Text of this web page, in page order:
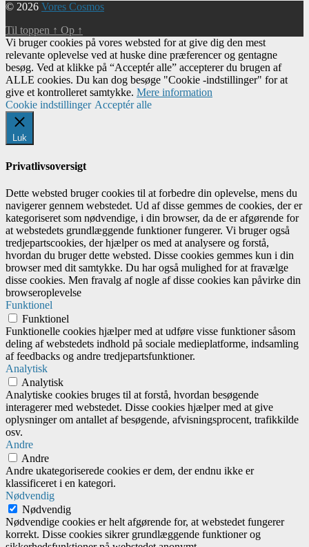
© 2026 Vores Cosmos
Til toppen ↑ Op ↑
Vi bruger cookies på vores websted for at give dig den mest
relevante oplevelse ved at huske dine præferencer og gentagne
besøg. Ved at klikke på “Acceptér alle” accepterer du brugen af ​​
ALLE cookies. Du kan dog besøge "Cookie -indstillinger" for at
give et kontrolleret samtykke. Mere information
Cookie indstillinger Acceptér alle
Luk
Privatlivsoversigt
Dette websted bruger cookies til at forbedre din oplevelse, mens du
navigerer gennem webstedet. Ud af disse gemmes de cookies, der er
kategoriseret som nødvendige, i din browser, da de er afgørende for
at webstedets grundlæggende funktioner fungerer. Vi bruger også
tredjepartscookies, der hjælper os med at analysere og forstå,
hvordan du bruger dette websted. Disse cookies gemmes kun i din
browser med dit samtykke. Du har også mulighed for at fravælge
disse cookies. Men fravalg af nogle af disse cookies kan påvirke din
browseroplevelse
Funktionel
Funktionel
Funktionelle cookies hjælper med at udføre visse funktioner såsom
deling af webstedets indhold på sociale medieplatforme, indsamling
af feedbacks og andre tredjepartsfunktioner.
Analytisk
Analytisk
Analytiske cookies bruges til at forstå, hvordan besøgende
interagerer med webstedet. Disse cookies hjælper med at give
oplysninger om antallet af besøgende, afvisningsprocent, trafikkilde
osv.
Andre
Andre
Andre ukategoriserede cookies er dem, der endnu ikke er
klassificeret i en kategori.
Nødvendig
Nødvendig
Nødvendige cookies er helt afgørende for, at webstedet fungerer
korrekt. Disse cookies sikrer grundlæggende funktioner og